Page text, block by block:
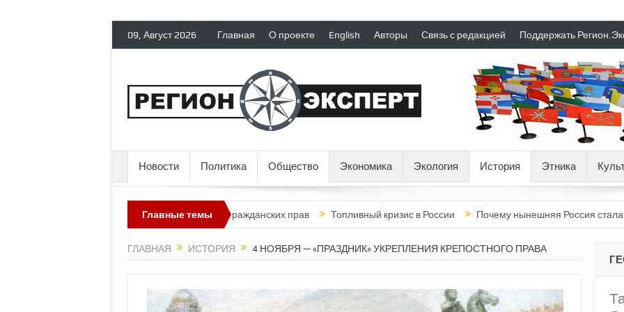
09, Август 2026 Главная О проекте English Авторы Связь с редакцией Поддержать
Новости Политика Общество Экономика Экология История Этника
Главные темы
лишает политических эмигрантов гражданских прав Топливный кризис в России Почему нынешняя Россия стала хуже,
ГЛАВНАЯ ИСТОРИЯ 4 НОЯБРЯ — «ПРАЗДНИК» УКРЕПЛЕНИЯ КРЕПОСТНОГО ПРАВА